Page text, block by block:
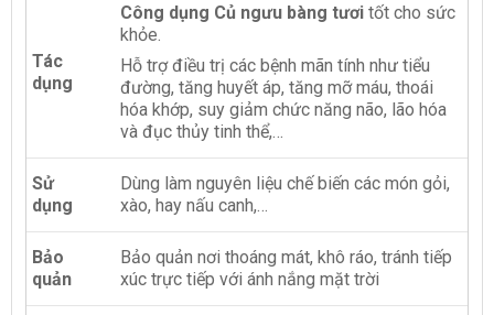
Tác
dụng
Công dụng Củ ngưu bàng tươi tốt cho sức
khỏe.
Hỗ trợ điều trị các bệnh mãn tính như tiểu
đường, tăng huyết áp, tăng mỡ máu, thoái
hóa khớp, suy giảm chức năng não, lão hóa
và đục thủy tinh thể,…
Sử
dụng
Dùng làm nguyên liệu chế biến các món gỏi,
xào, hay nấu canh,…
Bảo
quản
Bảo quản nơi thoáng mát, khô ráo, tránh tiếp
xúc trực tiếp với ánh nắng mặt trời